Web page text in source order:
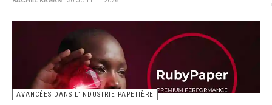
AVANCÉES DANS L’INDUSTRIE PAPETIÈRE